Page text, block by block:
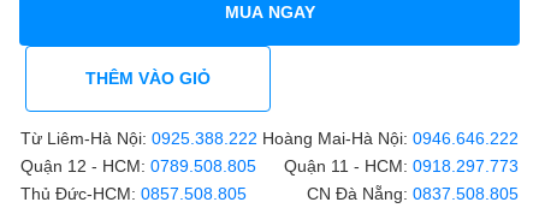
MUA NGAY
THÊM VÀO GIỎ
Từ Liêm-Hà Nội: 0925.388.222 Hoàng Mai-Hà Nội: 0946.646.222
Quận 12 - HCM: 0789.508.805 Quận 11 - HCM: 0918.297.773
Thủ Đức-HCM: 0857.508.805 CN Đà Nẵng: 0837.508.805